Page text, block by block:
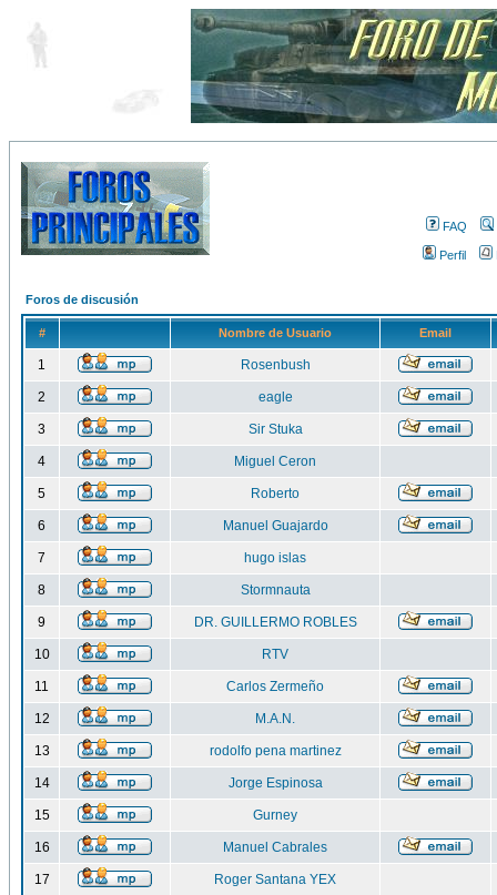
FAQ
Perfil
Foros de discusión
# Nombre de Usuario Email
1 Rosenbush
2 eagle
3 Sir Stuka
4 Miguel Ceron
5 Roberto
6 Manuel Guajardo
7 hugo islas
8 Stormnauta
9 DR. GUILLERMO ROBLES
10 RTV
11 Carlos Zermeño
12 M.A.N.
13 rodolfo pena martinez
14 Jorge Espinosa
15 Gurney
16 Manuel Cabrales
17 Roger Santana YEX